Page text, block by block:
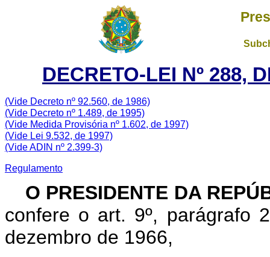
DECRETO-LEI Nº 288,
(Vide Decreto nº 92.560, de 1986)
(Vide Decreto nº 1.489, de 1995)
(Vide Medida Provisória nº 1.602, de 1997)
(Vide Lei 9.532, de 1997)
(Vide ADIN nº 2.399-3)
Regulamento
O PRESIDENTE DA
confere o art. 9º, parágrafo
dezembro de 1966,